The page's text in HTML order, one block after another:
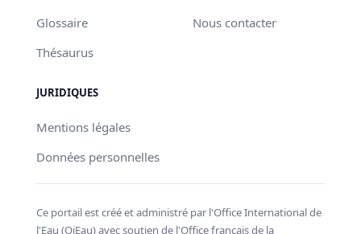
Glossaire
Thésaurus
Nous contacter
JURIDIQUES
Mentions légales
Données personnelles
Ce portail est créé et administré par l'Office International de
l'Eau (OiEau) avec soutien de l'Office français de la